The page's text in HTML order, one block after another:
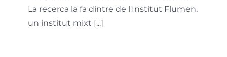
La recerca la fa dintre de l'Institut Flumen,
un institut mixt [...]